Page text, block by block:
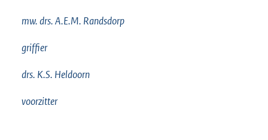
mw. drs. A.E.M. Randsdorp
griffier
drs. K.S. Heldoorn
voorzitter